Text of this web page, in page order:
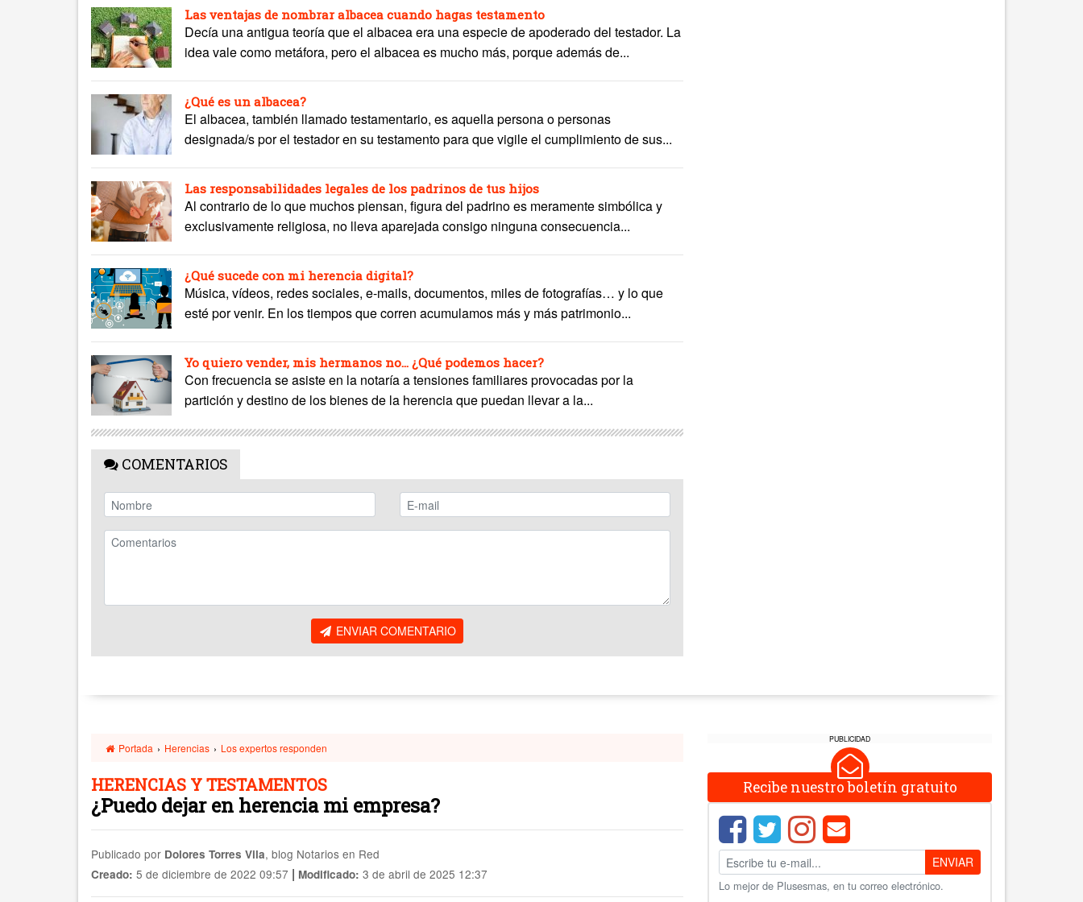
Las ventajas de nombrar albacea cuando hagas testamento
Decía una antigua teoría que el albacea era una especie de apoderado del testador. La
idea vale como metáfora, pero el albacea es mucho más, porque además de...
¿Qué es un albacea?
El albacea, también llamado testamentario, es aquella persona o personas
designada/s por el testador en su testamento para que vigile el cumplimiento de sus...
Las responsabilidades legales de los padrinos de tus hijos
Al contrario de lo que muchos piensan, figura del padrino es meramente simbólica y
exclusivamente religiosa, no lleva aparejada consigo ninguna consecuencia...
¿Qué sucede con mi herencia digital?
Música, vídeos, redes sociales, e-mails, documentos, miles de fotografías… y lo que
esté por venir. En los tiempos que corren acumulamos más y más patrimonio...
Yo quiero vender, mis hermanos no… ¿Qué podemos hacer?
Con frecuencia se asiste en la notaría a tensiones familiares provocadas por la
partición y destino de los bienes de la herencia que puedan llevar a la...
COMENTARIOS
ENVIAR COMENTARIO
Portada › Herencias › Los expertos responden
HERENCIAS Y TESTAMENTOS
¿Puedo dejar en herencia mi empresa?
Publicado por Dolores Torres Vila, blog Notarios en Red
Creado: 5 de diciembre de 2022 09:57 | Modificado: 3 de abril de 2025 12:37
PUBLICIDAD
Recibe nuestro boletín gratuito
ENVIAR
Lo mejor de Plusesmas, en tu correo electrónico.